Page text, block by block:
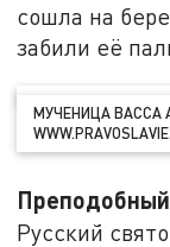
сошла на
забили её
МУЧЕНИЦА ВАССА
Русский